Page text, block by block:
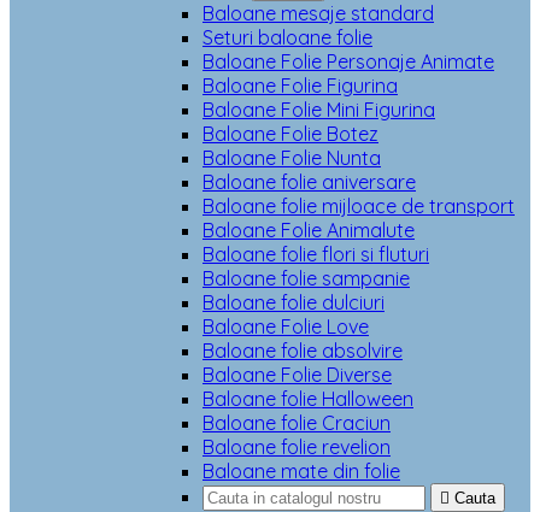
Baloane mesaje standard
Seturi baloane folie
Baloane Folie Personaje Animate
Baloane Folie Figurina
Baloane Folie Mini Figurina
Baloane Folie Botez
Baloane Folie Nunta
Baloane folie aniversare
Baloane folie mijloace de transport
Baloane Folie Animalute
Baloane folie flori si fluturi
Baloane folie sampanie
Baloane folie dulciuri
Baloane Folie Love
Baloane folie absolvire
Baloane Folie Diverse
Baloane folie Halloween
Baloane folie Craciun
Baloane folie revelion
Baloane mate din folie
 Cauta